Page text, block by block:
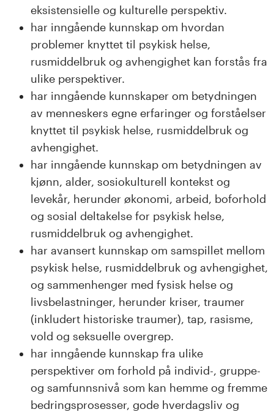
eksistensielle og kulturelle perspektiv.
har inngående kunnskap om hvordan
problemer knyttet til psykisk helse,
rusmiddelbruk og avhengighet kan forstås fra
ulike perspektiver.
har inngående kunnskaper om betydningen
av menneskers egne erfaringer og forståelser
knyttet til psykisk helse, rusmiddelbruk og
avhengighet.
har inngående kunnskap om betydningen av
kjønn, alder, sosiokulturell kontekst og
levekår, herunder økonomi, arbeid, boforhold
og sosial deltakelse for psykisk helse,
rusmiddelbruk og avhengighet.
har avansert kunnskap om samspillet mellom
psykisk helse, rusmiddelbruk og avhengighet,
og sammenhenger med fysisk helse og
livsbelastninger, herunder kriser, traumer
(inkludert historiske traumer), tap, rasisme,
vold og seksuelle overgrep.
har inngående kunnskap fra ulike
perspektiver om forhold på individ-, gruppe-
og samfunnsnivå som kan hemme og fremme
bedringsprosesser, gode hverdagsliv og